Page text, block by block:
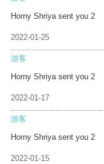
Horny Shriya sent you 2
2022-01-25
游客
Horny Shriya sent you 2
2022-01-17
游客
Horny Shriya sent you 2
2022-01-15